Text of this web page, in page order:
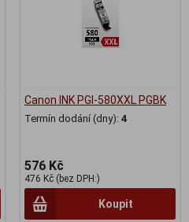
Canon INK PGI-580XXL PGBK
Termín dodání (dny): 4
576 Kč
476 Kč (bez DPH:)
Koupit